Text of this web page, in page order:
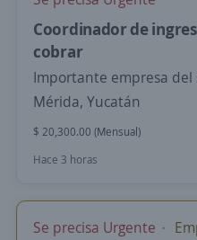
Coordinador de
cobrar
Importante empresa del
Mérida, Yucatán
$ 20,300.00 (Mensual)
Hace 3 horas
Se precisa Urgente